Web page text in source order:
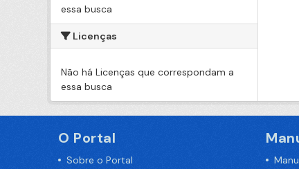
essa busca
Licenças
Não há Licenças que correspondam a
essa busca
O Portal
Sobre o Portal